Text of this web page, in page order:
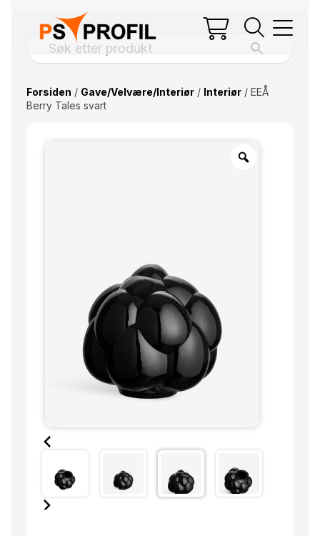
Forsiden / Gave/Velvære/Interiør/ Interiør/ EEÅ
Berry Tales svart